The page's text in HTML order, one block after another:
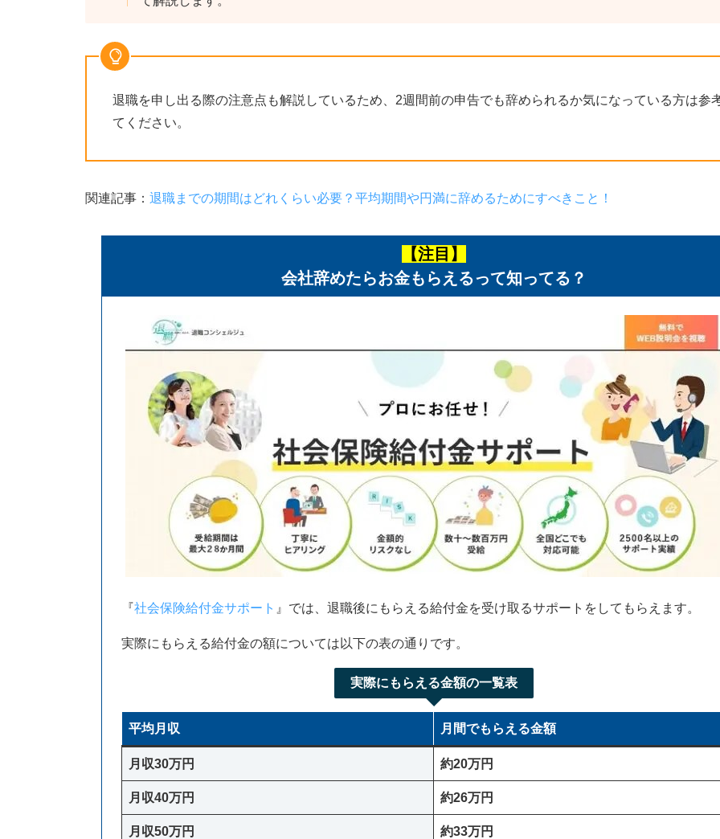
退職を申し出る際の注意点も解説しているため、 2週間前の申告でも辞められるか気になっている方は参
てください。
関連記事： 退職までの期間はどれくらい必要？平均期間や円満に辞めるためにすべきこと！
【注目】
会社辞めたらお金もらえるって知ってる？
『社会保険給付金サポート 』では、退職後にもらえる給付金を受け取るサポートをしてもらえます。
実際にもらえる給付金の額については以下の表の通りです。
実際にもらえる金額の一覧表
平均月収 月間でもらえる金額
月収30万円 約20万円
月収40万円 約26万円
月収50万円 約33万円